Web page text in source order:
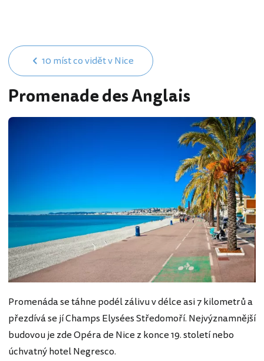
10 míst co vidět v Nice
Promenade des Anglais
Promenáda se táhne podél zálivu v délce asi 7 kilometrů a
přezdívá se jí Champs Elysées Středomoří. Nejvýznamnější
budovou je zde Opéra de Nice z konce 19. století nebo
úchvatný hotel Negresco.